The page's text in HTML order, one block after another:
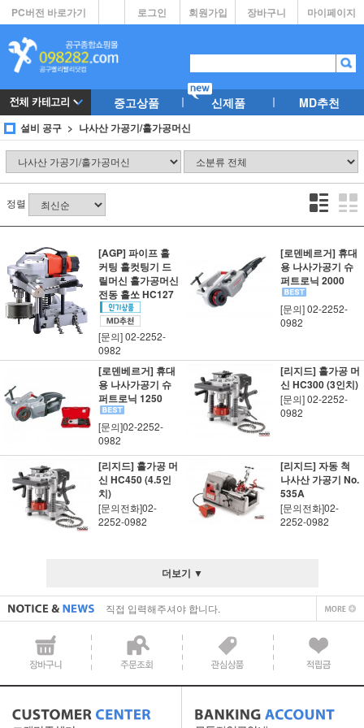
PC버전 바로가기 마이페이지
장바구니
회원가입
로그인
중고상품 신제품 MD추천
설비 공구 나사산 가공기/홀가공머신
정렬
[AGP] 파이프 홀
커팅 홀컷팅기 드
릴머신 홀가공머신
전동 홀쏘 HC127
[문의] 02-2252-
0982
[로덴베르거] 휴대
용 나사가공기 슈
퍼트로닉 2000
[문의] 02-2252-
0982
[로덴베르거] 휴대
용 나사가공기 슈
퍼트로닉 1250
[문의]02-2252-
0982
[리지드] 홀가공 머
신 HC300 (3인치)
[문의] 02-2252-
0982
[리지드] 홀가공 머
신 HC450 (4.5인
치)
[문의전화]02-
2252-0982
[리지드] 자동 척
나사산 가공기 No.
535A
[문의전화]02-
2252-0982
더보기 ▼
공지사항 텍스트1
직접 입력해주셔야 합니다.
공지사항 텍스트1